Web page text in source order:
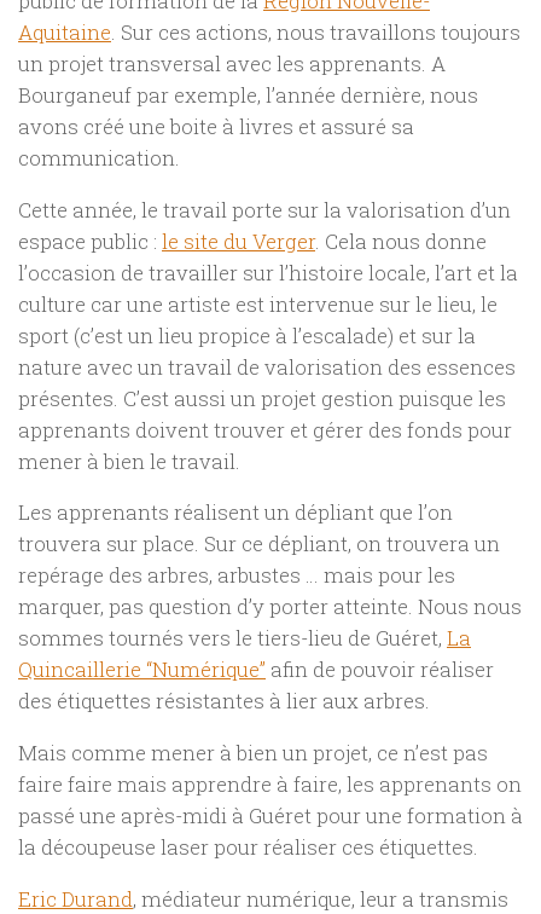
Aquitaine. Sur ces actions, nous travaillons toujours
un projet transversal avec les apprenants. A
Bourganeuf par exemple, l’année dernière, nous
avons créé une boite à livres et assuré sa
communication.
Cette année, le travail porte sur la valorisation d’un
espace public : le site du Verger. Cela nous donne
l’occasion de travailler sur l’histoire locale, l’art et la
culture car une artiste est intervenue sur le lieu, le
sport (c’est un lieu propice à l’escalade) et sur la
nature avec un travail de valorisation des essences
présentes. C’est aussi un projet gestion puisque les
apprenants doivent trouver et gérer des fonds pour
mener à bien le travail.
Les apprenants réalisent un dépliant que l’on
trouvera sur place. Sur ce dépliant, on trouvera un
repérage des arbres, arbustes … mais pour les
marquer, pas question d’y porter atteinte. Nous nous
sommes tournés vers le tiers-lieu de Guéret, La
Quincaillerie “Numérique” afin de pouvoir réaliser
des étiquettes résistantes à lier aux arbres.
Mais comme mener à bien un projet, ce n’est pas
faire faire mais apprendre à faire, les apprenants on
passé une après-midi à Guéretpour une formation à
la découpeuse laser pour réaliser ces étiquettes.
Eric Durand, médiateur numérique, leur a transmis